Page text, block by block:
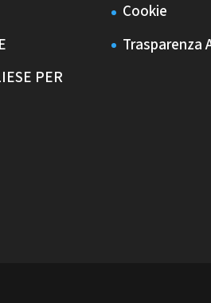
PER
Cookie
Trasparenza